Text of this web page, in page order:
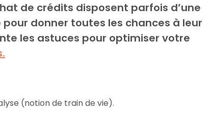
de crédits disposent parfois d’une
donner toutes les chances à leur
les astuces pour optimiser votre
(notion de train de vie).